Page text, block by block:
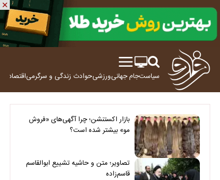
سیاستجام جهانیورزشیحوادث زندگی و سرگرمیاقتصاد
بازار اکستنشن؛ چرا آگهی‌های «فروش
مو» بیشتر شده است؟
تصاویر؛ متن و حاشیه تشییع ابوالقاسم
قاسم‌زاده